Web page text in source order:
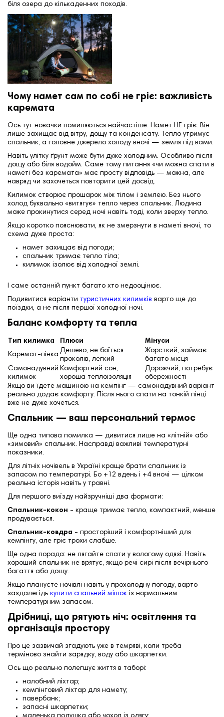
біля озера до кількаденних походів.
Чому намет сам по собі не гріє: важливість
каремата
Ось тут новачки помиляються найчастіше. Намет НЕ гріє. Він
лише захищає від вітру, дощу та конденсату. Тепло утримує
спальник, а головне джерело холоду вночі — земля під вами.
Навіть улітку ґрунт може бути дуже холодним. Особливо після
дощу або біля водойм. Саме тому питання «чи можна спати в
наметі без каремата» має просту відповідь — можна, але
навряд чи захочеться повторити цей досвід.
Килимок створює прошарок між тілом і землею. Без нього
холод буквально «витягує» тепло через спальник. Людина
може прокинутися серед ночі навіть тоді, коли зверху тепло.
Якщо коротко пояснювати, як не змерзнути в наметі вночі, то
схема дуже проста:
намет захищає від погоди;
спальник тримає тепло тіла;
килимок ізолює від холодної землі.
І саме останній пункт багато хто недооцінює.
Подивитися варіанти туристичних килимків варто ще до
поїздки, а не після першої холодної ночі.
Баланс комфорту та тепла
Тип килимка Плюси
Мінуси
Каремат-пінка
Дешево, не боїться
проколів, легкий
Жорсткий, займає
багато місця
Самонадувний
килимок
Комфортний сон,
хороша теплоізоляція
Дорожчий, потребує
обережності
Якщо ви їдете машиною на кемпінг — самонадувний варіант
реально додає комфорту. Після нього спати на тонкій пінці
вже не дуже хочеться.
Спальник — ваш персональний термос
Ще одна типова помилка — дивитися лише на «літній» або
«зимовий» спальник. Насправді важливі температурні
показники.
Для літніх ночівель в Україні краще брати спальник із
запасом по температурі. Бо +12 вдень і +4 вночі — цілком
реальна історія навіть у травні.
Для першого виїзду найзручніші два формати:
Спальник-кокон - краще тримає тепло, компактний, менше
продувається.
Спальник-ковдра - просторіший і комфортніший для
кемпінгу, але гріє трохи слабше.
Ще одна порада: не лягайте спати у вологому одязі. Навіть
хороший спальник не врятує, якщо речі сирі після вечірнього
багаття або дощу.
Якщо плануєте ночівлі навіть у прохолодну погоду, варто
заздалегідь купити спальний мішок із нормальним
температурним запасом.
Дрібниці, що рятують ніч: освітлення та
організація простору
Про це зазвичай згадують уже в темряві, коли треба
терміново знайти зарядку, воду або шкарпетки.
Ось що реально полегшує життя в таборі:
налобний ліхтар;
кемпінговий ліхтар для намету;
павербанк;
запасні шкарпетки;